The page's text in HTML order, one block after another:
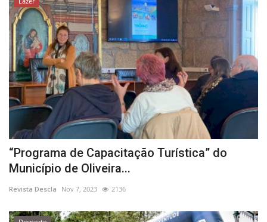
“Programa de Capacitação Turística” do
Município de Oliveira...
Revista Descla Nov 7, 2023 2136